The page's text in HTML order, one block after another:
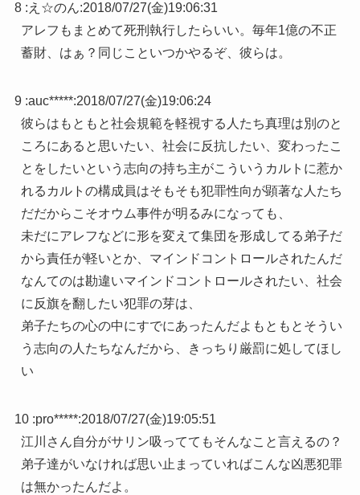
8 : え☆のん:2018/07/27(金)19:06:31
アレフもまとめて死刑執行したらいい。毎年1億の不正
蓄財、はぁ？同じこといつかやるぞ、彼らは。
9 :auc*****:2018/07/27(金)19:06:24
彼らはもともと社会規範を軽視する人たち真理は別のと
ころにあると思いたい、社会に反抗したい、変わったこ
とをしたいという志向の持ち主がこういうカルトに惹か
れるカルトの構成員はそもそも犯罪性向が顕著な人たち
だだからこそオウム事件が明るみになっても、
未だにアレフなどに形を変えて集団を形成してる弟子だ
から責任が軽いとか、マインドコントロールされたんだ
なんてのは勘違いマインドコントロールされたい、社会
に反旗を翻したい犯罪の芽は、
弟子たちの心の中にすでにあったんだよもともとそうい
う志向の人たちなんだから、きっちり厳罰に処してほし
い
10 :pro*****:2018/07/27(金)19:05:51
江川さん自分がサリン吸っててもそんなこと言えるの？
弟子達がいなければ思い止まっていればこんな凶悪犯罪
は無かったんだよ。